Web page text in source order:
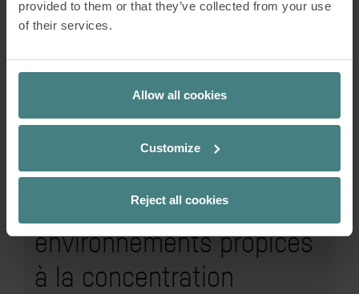
provided to them or that they’ve collected from your use
of their services.
Allow all cookies
Customize
Reject all cookies
Le Work Café, une double
approche : échange social
et concentration
individuelle – comment
naissent les
environnements propices
à la concentration